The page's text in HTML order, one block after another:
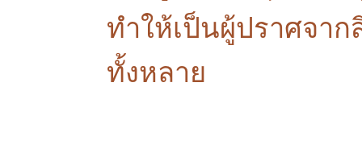
ทำให้เป็นผู้ปราศจา
ทั้งหลาย